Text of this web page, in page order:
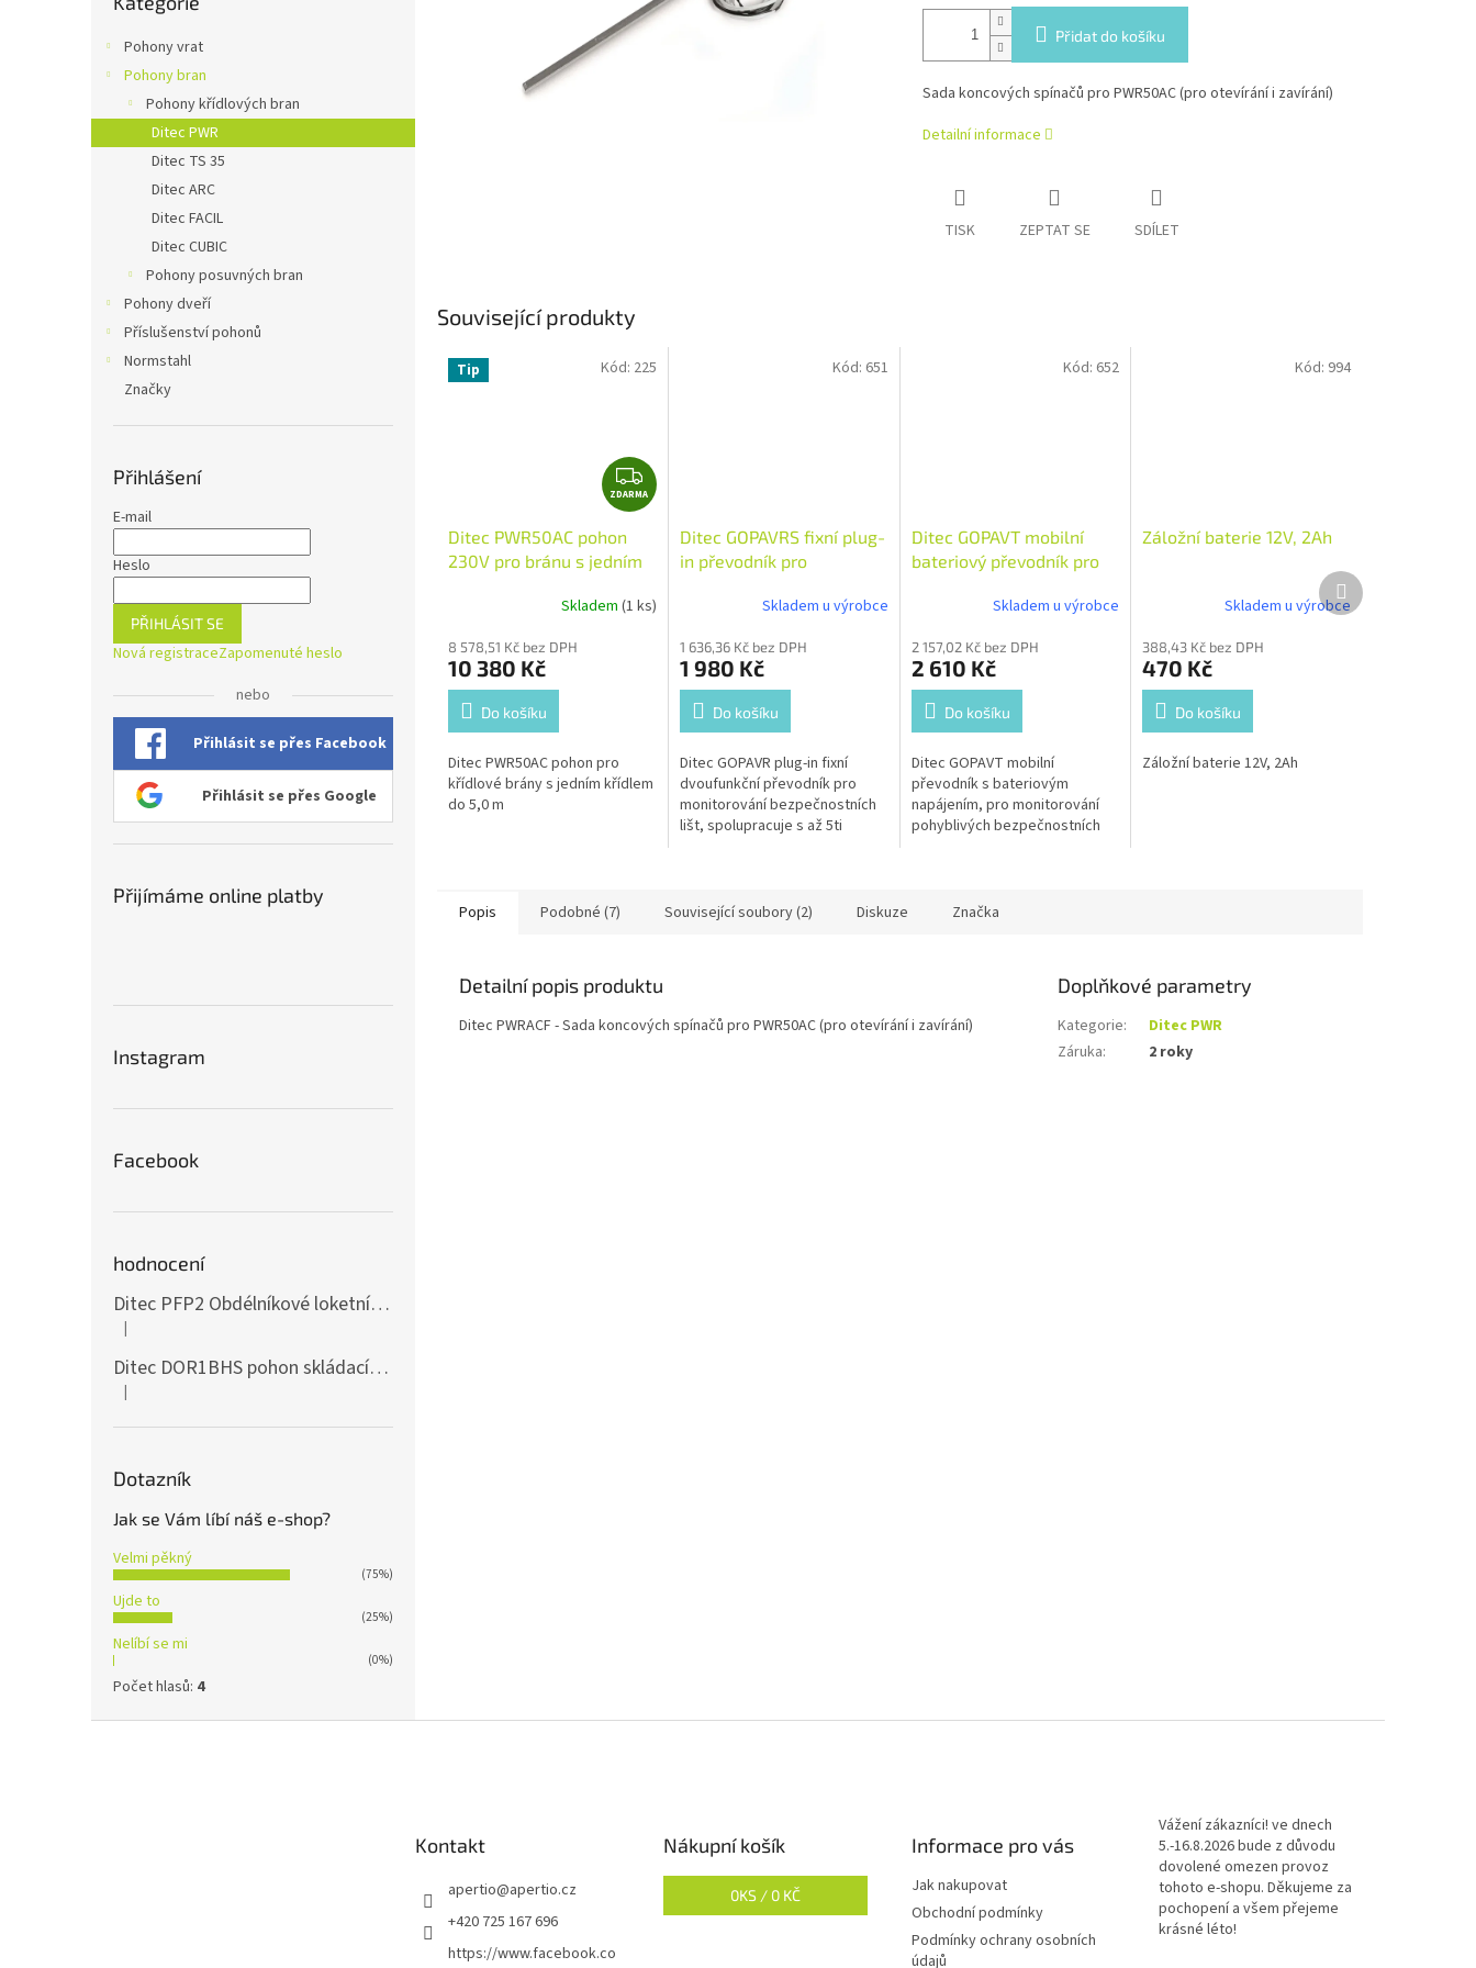
Pohony vrat
Pohony bran
Pohony křídlových bran
Ditec PWR
Ditec TS 35
Ditec ARC
Ditec FACIL
Ditec CUBIC
Pohony posuvných bran
Pohony dveří
Příslušenství pohonů
Normstahl
Značky
Přihlášení
E-mail
Heslo
PŘIHLÁSIT SE
Nová registraceZapomenuté heslo
nebo
Přihlásit se přes Facebook
Přihlásit se přes Google
Přijímáme online platby
Instagram
Facebook
hodnocení
Ditec PFP2 Obdélníkové loketní tlačítko z nerezové oceli
Hodnocení produktu je 5 z 5 hvězdiček.
|
Ditec DOR1BHS pohon skládacích vrat IP55
Hodnocení produktu je 4 z 5 hvězdiček.
|
Dotazník
Jak se Vám líbí náš e-shop?
Velmi pěkný
(75%)
Ujde to
(25%)
Nelíbí se mi
(0%)
Počet hlasů: 4
Přidat do košíku
Sada koncových spínačů pro PWR50AC (pro otevírání i zavírání)
Detailní informace
TISK ZEPTAT SE SDÍLET
Související produkty
Tip
Z
D
R
A
ZDARMA
Ditec PWR50AC pohon
230V pro bránu s jedním
Skladem (1 ks)
8 578,51 Kč bez DPH
10 380 Kč
Do košíku
Ditec PWR50AC pohon pro
křídlové brány s jedním křídlem
do 5,0 m
Kód: 225
Ditec GOPAVRS fixní plug-
in převodník pro
bezpečnostních lišt
Skladem u výrobce
1 636,36 Kč bez DPH
1 980 Kč
Do košíku
Ditec GOPAVR plug-in fixní
dvoufunkční převodník pro
monitorování bezpečnostních
lišt, spolupracuje s až 5ti
Kód: 651
Ditec GOPAVT mobilní
bateriový převodník pro
bezpečnostních lišt
Skladem u výrobce
2 157,02 Kč bez DPH
2 610 Kč
Do košíku
Ditec GOPAVT mobilní
převodník s bateriovým
napájením, pro monitorování
pohyblivých bezpečnostních
Kód: 652
Záložní baterie 12V, 2Ah
Skladem u výrobce
388,43 Kč bez DPH
470 Kč
Do košíku
Záložní baterie 12V, 2Ah
Kód: 994
Další
produkt
Popis Podobné (7) Související soubory (2) Diskuze Značka
Detailní popis produktu
Ditec PWRACF - Sada koncových spínačů pro PWR50AC (pro otevírání i zavírání)
Doplňkové parametry
Kategorie:
Ditec PWR
Záruka: 2 roky
Kontakt
apertio@apertio.cz
+420 725 167 696
https://www.facebook.co
Nákupní košík
0KS / 0 KČ
Informace pro vás
Jak nakupovat
Obchodní podmínky
Podmínky ochrany osobních
údajů
Vážení zákazníci! ve dnech
5.-16.8.2026 bude z důvodu
dovolené omezen provoz
tohoto e-shopu. Děkujeme za
pochopení a všem přejeme
krásné léto!